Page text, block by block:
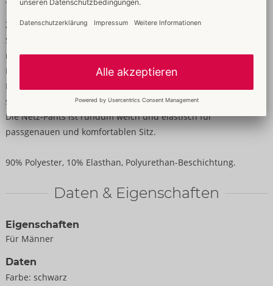
Zeigefreudiges Netz mit aufregenden Details!
Schwarze betonende Netz-Pants von Svenjoyment mit
markanter Druckknopfleiste im blickdichten Mattlook-Beutel.
Die raffinierten Schenkelriemen sind mit dekorativen
Druckknöpfen passend verstellbar. Die elastischen Riemen
sowie der Stretchbund sind ebenfalls im Mattlook gearbeitet.
Die Netz-Pants ist rundum weich und elastisch für
passgenauen und komfortablen Sitz.
90% Polyester, 10% Elasthan, Polyurethan-Beschichtung.
Daten & Eigenschaften
Eigenschaften
Für Männer
Daten
Farbe: schwarz